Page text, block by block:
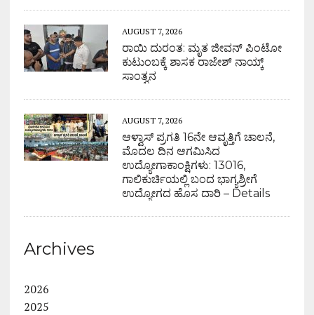
AUGUST 7, 2026
ರಾಯಿ ದುರಂತ: ಮೃತ ಜೀವನ್ ಪಿಂಟೋ
ಕುಟುಂಬಕ್ಕೆ ಶಾಸಕ ರಾಜೇಶ್ ನಾಯ್ಕ್
ಸಾಂತ್ವನ
AUGUST 7, 2026
ಆಳ್ವಾಸ್ ಪ್ರಗತಿ 16ನೇ ಆವೃತ್ತಿಗೆ ಚಾಲನೆ,
ಮೊದಲ ದಿನ ಆಗಮಿಸಿದ
ಉದ್ಯೋಗಾಕಾಂಕ್ಷಿಗಳು: 13016,
ಗಾಲಿಕುರ್ಚಿಯಲ್ಲಿ ಬಂದ ಭಾಗ್ಯಶ್ರೀಗೆ
ಉದ್ಯೋಗದ ಹೊಸ ದಾರಿ – Details
Archives
2026
2025